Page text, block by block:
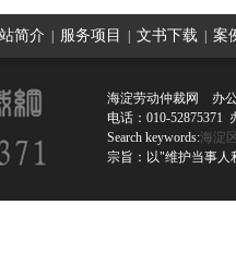
简介 服务项目 文书下载 案
海淀劳动仲裁网 办
电话：010-52875371
Search keywords:海淀
宗旨：以"维护当事人